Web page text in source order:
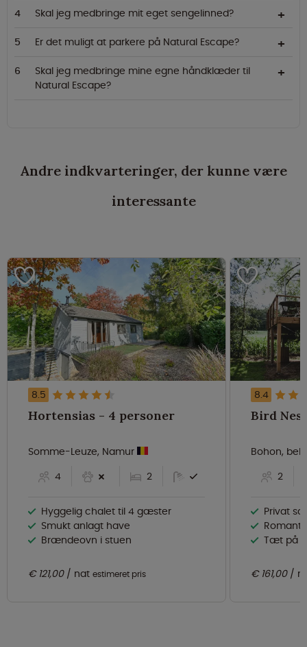
Skal jeg medbringe mit eget sengelinned?
Er det muligt at parkere på Natural Escape?
Skal jeg medbringe mine egne håndklæder til
Natural Escape?
Andre indkvarteringer, der kunne være
interessante
8.5
Hortensias - 4 personer
Somme-Leuze, Namur
4
2
Hyggelig chalet til 4 gæster
Smukt anlagt have
Brændeovn i stuen
€ 121,00 nat estimeret pris
8.4
Bohon,
2
Privat
Tæt på
€ 161,00